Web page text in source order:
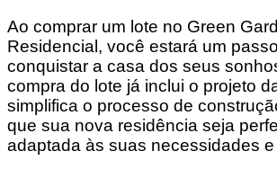
Ao comprar um lote no Green
Residencial, você estará um
conquistar a casa dos seus
compra do lote já inclui o projeto
simplifica o processo de
que sua nova residência seja
adaptada às suas necessidades